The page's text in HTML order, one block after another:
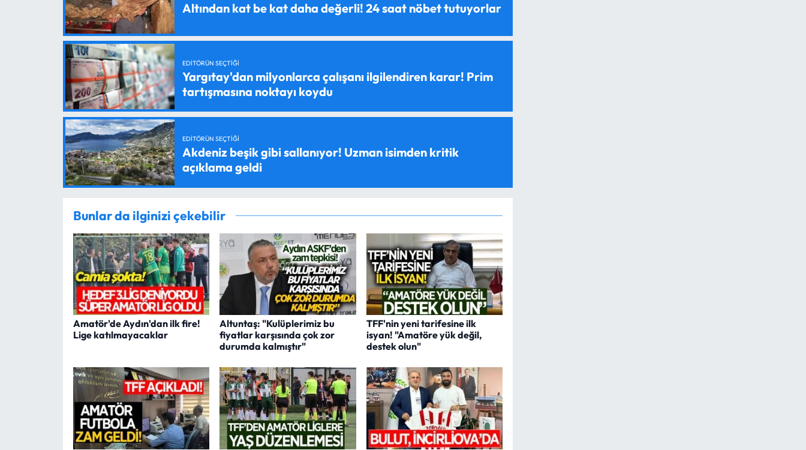
Altından kat be kat daha değerli! 24 saat nöbet tutuyorlar
EDITÖRÜN SEÇTIĞI
Yargıtay'dan milyonlarca çalışanı ilgilendiren karar! Prim
tartışmasına noktayı koydu
EDITÖRÜN SEÇTIĞI
Akdeniz beşik gibi sallanıyor! Uzman isimden kritik
açıklama geldi
Bunlar da ilginizi çekebilir
Amatör'de Aydın'dan ilk fire!
Lige katılmayacaklar
Altuntaş: "Kulüplerimiz bu
fiyatlar karşısında çok zor
durumda kalmıştır"
TFF'nin yeni tarifesine ilk
isyan! "Amatöre yük değil,
destek olun"